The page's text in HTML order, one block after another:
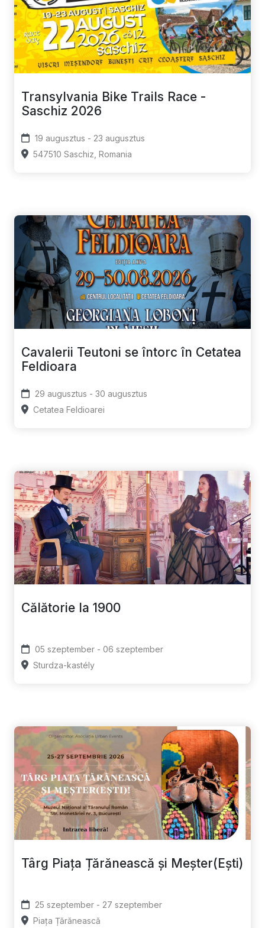
Transylvania Bike Trails Race -
Saschiz 2026
19 augusztus - 23 augusztus
547510 Saschiz, Romania
Cavalerii Teutoni se întorc în Cetatea
Feldioara
29 augusztus - 30 augusztus
Cetatea Feldioarei
Călătorie la 1900
05 szeptember - 06 szeptember
Sturdza-kastély
Târg Piața Țărănească și Meșter(Ești)
25 szeptember - 27 szeptember
Piața Țărănească